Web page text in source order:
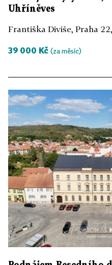
Uhříněves
Františka Diviše, Praha
39 000 Kč (za měsíc)